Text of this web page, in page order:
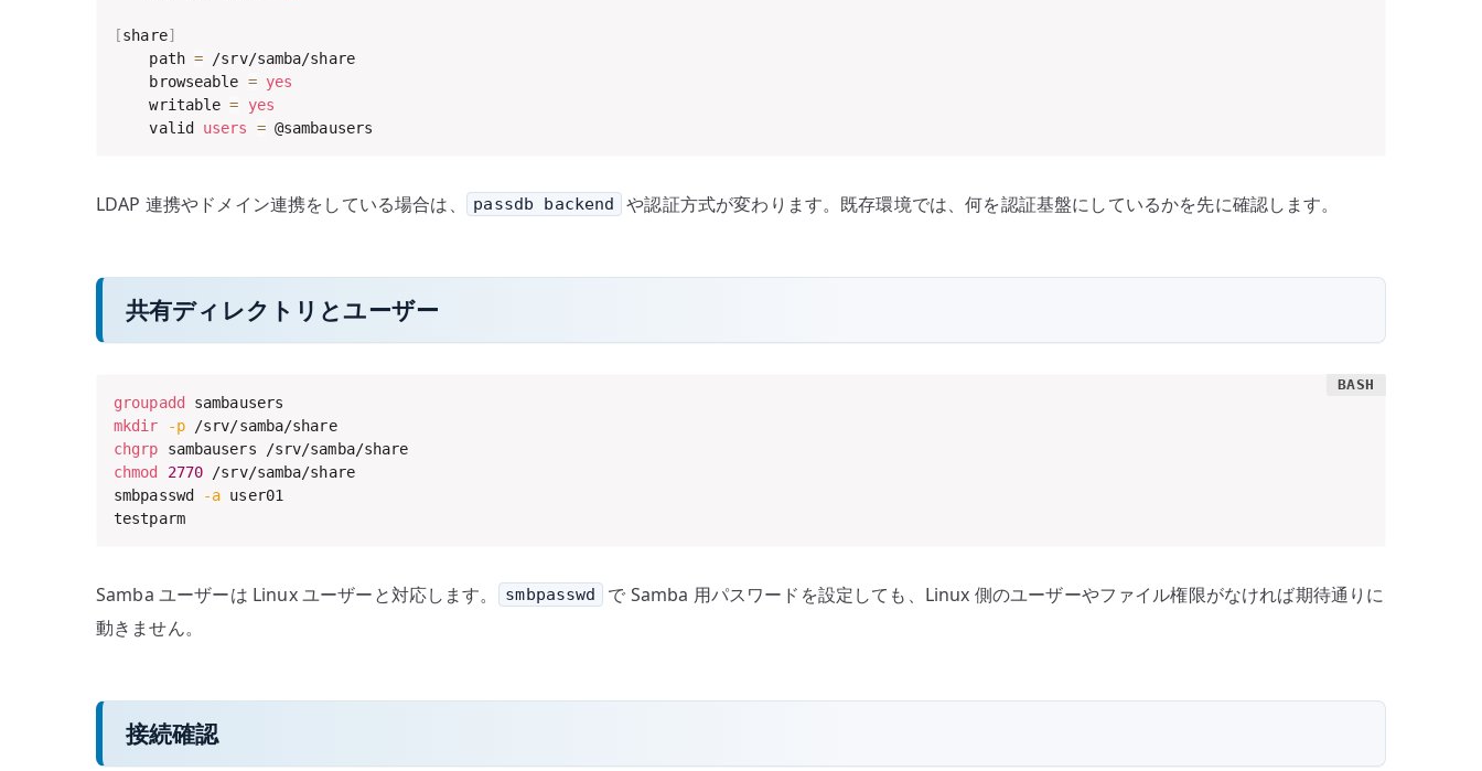
[share]
    path
= /srv/samba/share
    browseable
= yes
    writable
=
yes
    valid
users = @sambausers
LDAP 連携やドメイン連携をしている場合は、 passdb backend や認証方式が変わります。既存環境では、何を認証基盤にしているかを先に確認します。
共有ディレクトリとユーザー
groupadd
mkdir
-p
/srv/samba/share
chgrp
chmod
2770 /srv/samba/share
smbpasswd
-a user01
testparm
Samba ユーザーは Linux ユーザーと対応します。 smbpasswd
で Samba 用パスワードを設定しても、Linux 側のユーザーやファイル権限がなければ期待通りに
動きません。
接続確認